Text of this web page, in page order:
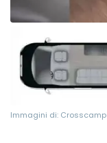
Immagini di: Crosscamp